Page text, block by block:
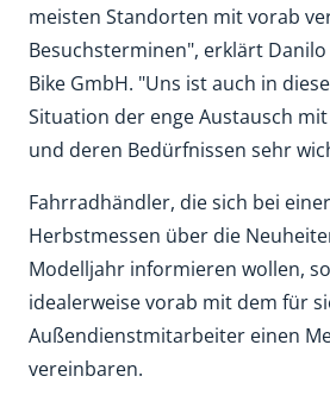
meisten Standorten mit vorab
Besuchsterminen", erklärt Danilo
Bike GmbH. "Uns ist auch in
Situation der enge Austausch
und deren Bedürfnissen sehr
Fahrradhändler, die sich bei
Herbstmessen über die
Modelljahr informieren wollen,
idealerweise vorab mit dem für
Außendienstmitarbeiter einen
vereinbaren.